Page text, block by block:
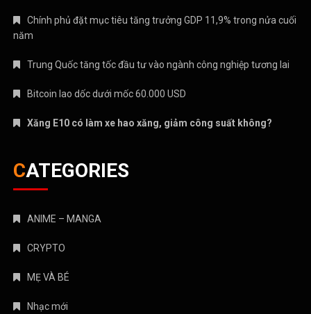
Chính phủ đặt mục tiêu tăng trưởng GDP 11,9% trong nửa cuối
năm
Trung Quốc tăng tốc đầu tư vào ngành công nghiệp tương lai
Bitcoin lao dốc dưới mốc 60.000 USD
Xăng E10 có làm xe hao xăng, giảm công suất không?
CATEGORIES
ANIME – MANGA
CRYPTO
MẸ VÀ BÉ
Nhạc mới